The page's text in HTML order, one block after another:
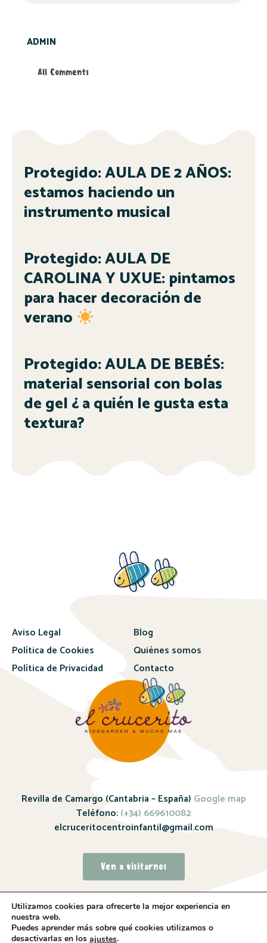
ADMIN
All Comments
Protegido: AULA DE 2 AÑOS:
estamos haciendo un
instrumento musical
Protegido: AULA DE
CAROLINA Y UXUE: pintamos
para hacer decoración de
verano
Protegido: AULA DE BEBÉS:
material sensorial con bolas
de gel ¿ a quién le gusta esta
textura?
Aviso Legal
Política de Cookies
Política de Privacidad
Blog
Quiénes somos
Contacto
Revilla de Camargo (Cantabria – España) Google map
Teléfono:(+34) 669610082
elcruceritocentroinfantil@gmail.com
Ven a visitarnos
Utilizamos cookies para ofrecerte la mejor experiencia en
nuestra web.
Puedes aprender más sobre qué cookies utilizamos o
desactivarlas en los ajustes.